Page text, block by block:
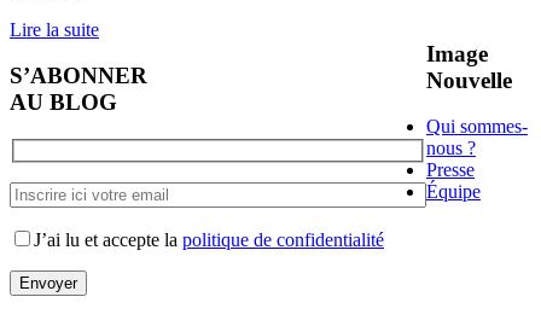
Lire la suite
S’ABONNER
AU BLOG
J’ai lu et accepte la politique de confidentialité
Image
Nouvelle
Qui sommes-
nous ?
Presse
Équipe